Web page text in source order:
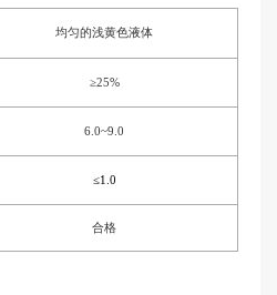
均匀的浅黄色液体
≥25%
6.0~9.0
≤1.0
合格